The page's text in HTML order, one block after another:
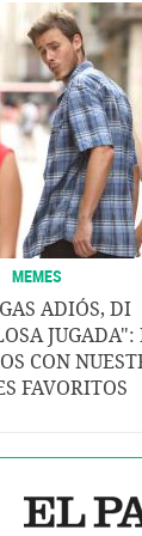
MEMES
ADIÓS, DI
JUGADA":
CON
FAVORITOS